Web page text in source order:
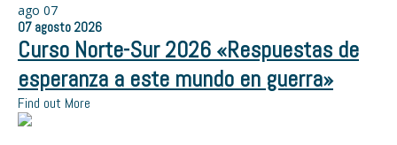
ago 07
07 agosto 2026
Curso Norte-Sur 2026 «Respuestas de
esperanza a este mundo en guerra»
Find out More